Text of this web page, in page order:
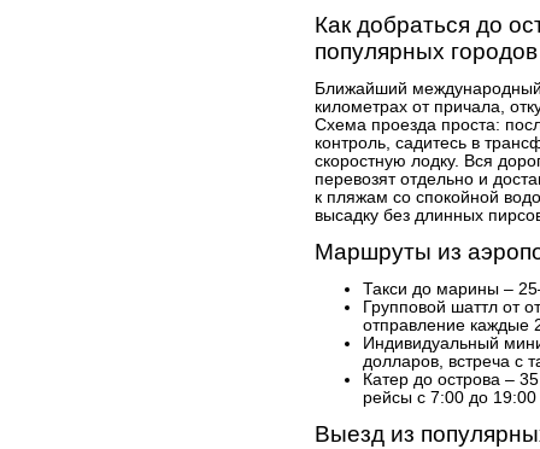
Как добраться до
популярных городов
Ближайший
километрах от причала,
Схема проезда проста:
контроль, садитесь в
скоростную лодку. Вся
перевозят отдельно и
к пляжам со спокойной
высадку без длинных
Маршруты из
Такси до марины –
Групповой шаттл от
отправление каждые
Индивидуальный
долларов, встреча с
Катер до острова –
рейсы с 7:00 до 19:00
Выезд из